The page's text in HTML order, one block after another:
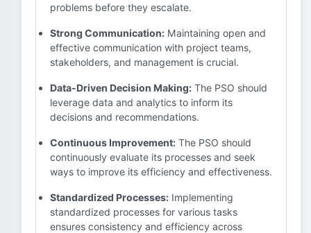
problems before they escalate.
Strong Communication: Maintaining open and
effective communication with project teams,
stakeholders, and management is crucial.
Data-Driven Decision Making: The PSO should
leverage data and analytics to inform its
decisions and recommendations.
Continuous Improvement: The PSO should
continuously evaluate its processes and seek
ways to improve its efficiency and effectiveness.
Standardized Processes: Implementing
standardized processes for various tasks
ensures consistency and efficiency across